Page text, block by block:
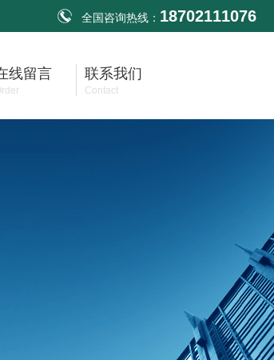
全国咨询热线： 18702111076
线留言 联系我们
Contact